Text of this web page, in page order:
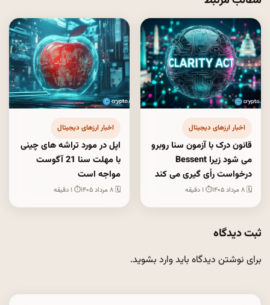
اخبار ارزهای دیجیتال
قانون درک با آزمون سنا روبرو
می شود زیرا Bessent
درخواست رأی گیری می کند
🗓 ۸ مرداد ۱۴۰۵ ⏱ ۱ دقیقه
اخبار ارزهای دیجیتال
اپل در مورد تراشه های چینی
با مهلت سنا 21 آگوست
مواجه است
🗓 ۸ مرداد ۱۴۰۵ ⏱ ۱ دقیقه
ثبت دیدگاه
برای نوشتن دیدگاه بایدوارد بشوید.